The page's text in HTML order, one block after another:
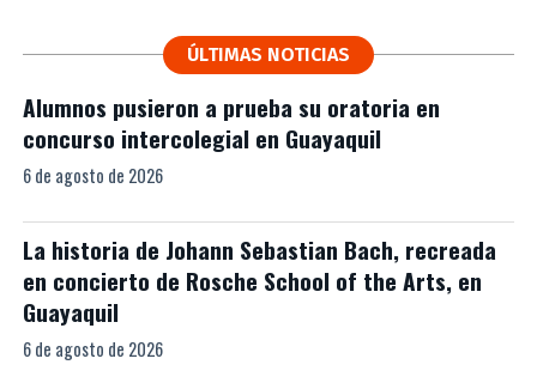
ÚLTIMAS NOTICIAS
Alumnos pusieron a prueba su oratoria en
concurso intercolegial en Guayaquil
6 de agosto de 2026
La historia de Johann Sebastian Bach, recreada
en concierto de Rosche School of the Arts, en
Guayaquil
6 de agosto de 2026